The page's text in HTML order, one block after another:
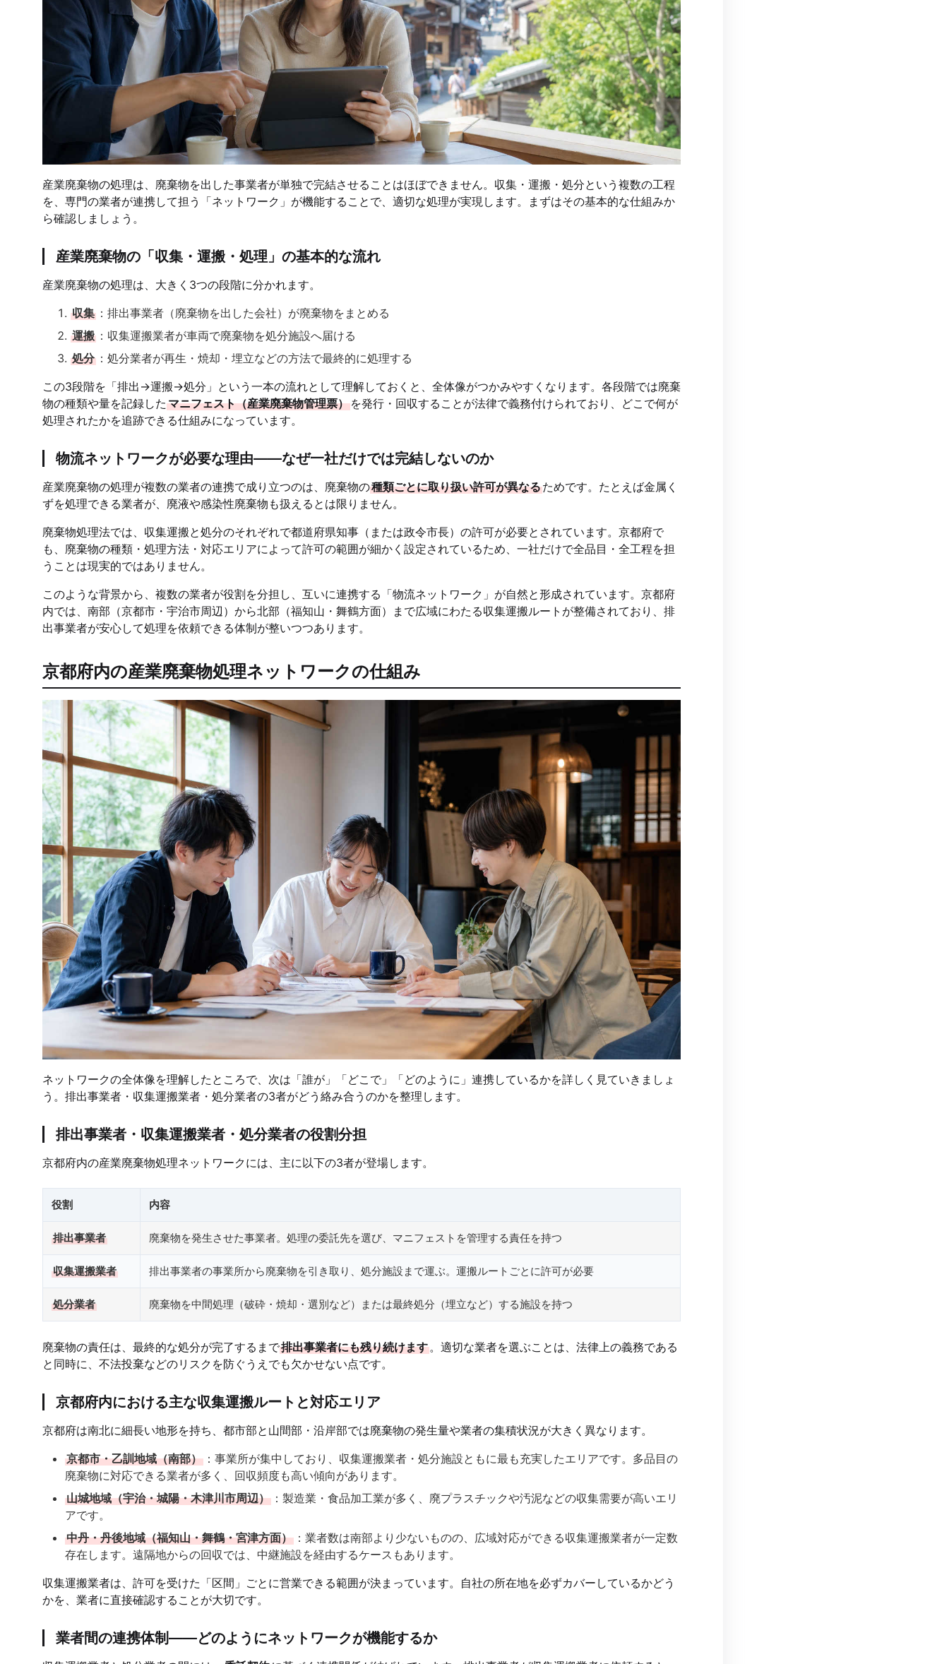
産業廃棄物の処理は、廃棄物を出した事業者が単独で完結させることはほぼできません。収集・運搬・処分という複数の工程
を、専門の業者が連携して担う「ネットワーク」が機能することで、適切な処理が実現します。まずはその基本的な仕組みか
ら確認しましょう。
産業廃棄物の「収集・運搬・処理」の基本的な流れ
産業廃棄物の処理は、大きく3つの段階に分かれます。
収集 ：排出事業者（廃棄物を出した会社）が廃棄物をまとめる
運搬 ：収集運搬業者が車両で廃棄物を処分施設へ届ける
処分 ：処分業者が再生・焼却・埋立などの方法で最終的に処理する
この3段階を「排出→運搬→処分」という一本の流れとして理解しておくと、全体像がつかみやすくなります。各段階では廃棄
物の種類や量を記録した マニフェスト（産業廃棄物管理票） を発行・回収することが法律で義務付けられており、どこで何が
処理されたかを追跡できる仕組みになっています。
物流ネットワークが必要な理由——なぜ一社だけでは完結しないのか
産業廃棄物の処理が複数の業者の連携で成り立つのは、廃棄物の種類ごとに取り扱い許可が異なるためです。たとえば金属く
ずを処理できる業者が、廃液や感染性廃棄物も扱えるとは限りません。
廃棄物処理法では、収集運搬と処分のそれぞれで都道府県知事（または政令市長）の許可が必要とされています。京都府で
も、廃棄物の種類・処理方法・対応エリアによって許可の範囲が細かく設定されているため、一社だけで全品目・全工程を担
うことは現実的ではありません。
このような背景から、複数の業者が役割を分担し、互いに連携する「物流ネットワーク」が自然と形成されています。京都府
内では、南部（京都市・宇治市周辺）から北部（福知山・舞鶴方面）まで広域にわたる収集運搬ルートが整備されており、排
出事業者が安心して処理を依頼できる体制が整いつつあります。
京都府内の産業廃棄物処理ネットワークの仕組み
ネットワークの全体像を理解したところで、次は「誰が」「どこで」「どのように」連携しているかを詳しく見ていきましょ
う。排出事業者・収集運搬業者・処分業者の3者がどう絡み合うのかを整理します。
排出事業者・収集運搬業者・処分業者の役割分担
京都府内の産業廃棄物処理ネットワークには、主に以下の3者が登場します。
役割 内容
排出事業者 廃棄物を発生させた事業者。処理の委託先を選び、マニフェストを管理する責任を持つ
収集運搬業者 排出事業者の事業所から廃棄物を引き取り、処分施設まで運ぶ。運搬ルートごとに許可が必要
処分業者 廃棄物を中間処理（破砕・焼却・選別など）または最終処分（埋立など）する施設を持つ
廃棄物の責任は、最終的な処分が完了するまで排出事業者にも残り続けます 。適切な業者を選ぶことは、法律上の義務である
と同時に、不法投棄などのリスクを防ぐうえでも欠かせない点です。
京都府内における主な収集運搬ルートと対応エリア
京都府は南北に細長い地形を持ち、都市部と山間部・沿岸部では廃棄物の発生量や業者の集積状況が大きく異なります。
京都市・乙訓地域（南部） ：事業所が集中しており、収集運搬業者・処分施設ともに最も充実したエリアです。多品目の
廃棄物に対応できる業者が多く、回収頻度も高い傾向があります。
山城地域（宇治・城陽・木津川市周辺） ：製造業・食品加工業が多く、廃プラスチックや汚泥などの収集需要が高いエリ
アです。
中丹・丹後地域（福知山・舞鶴・宮津方面） ：業者数は南部より少ないものの、広域対応ができる収集運搬業者が一定数
存在します。遠隔地からの回収では、中継施設を経由するケースもあります。
収集運搬業者は、許可を受けた「区間」ごとに営業できる範囲が決まっています。自社の所在地を必ずカバーしているかどう
かを、業者に直接確認することが大切です。
業者間の連携体制——どのようにネットワークが機能するか